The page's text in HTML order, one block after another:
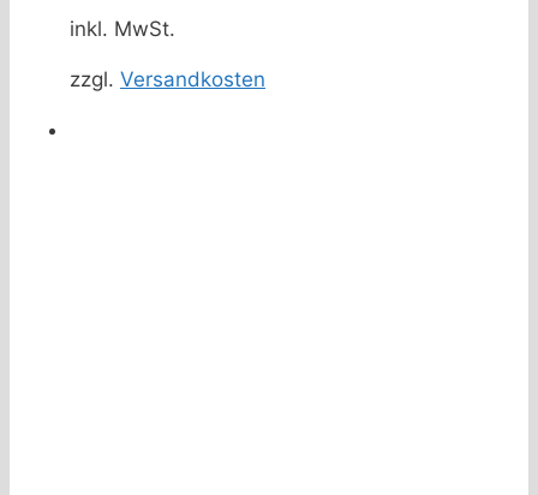
inkl. MwSt.
zzgl. Versandkosten